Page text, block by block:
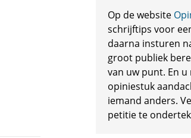
Op de website
schrijftips voor
daarna insturen
groot publiek
van uw punt. En
opiniestuk
iemand anders.
petitie te